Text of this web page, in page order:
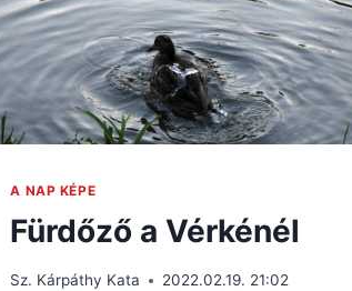
A NAP KÉPE
Fürdőző a Vérkénél
Sz. Kárpáthy Kata 2022.02.19. 21:02